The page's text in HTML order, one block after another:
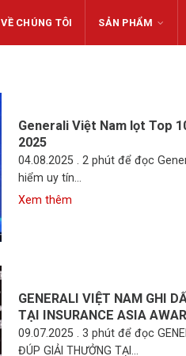
VỀ CHÚNG TÔI SẢN PHẨM
Generali Việt Nam lọt Top
2025
04.08.2025 . 2 phút để đọc
hiểm uy tín...
GENERALI VIỆT NAM GHI
TẠI INSURANCE ASIA
09.07.2025 . 3 phút để đọc
ĐÚP GIẢI THƯỞNG TẠI...